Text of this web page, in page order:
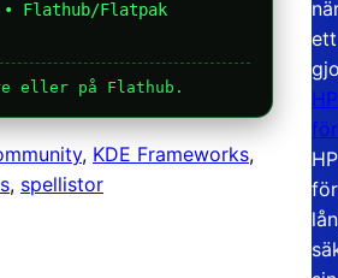
Flathub/Flatpak
eller på Flathub.
, KDE Frameworks
, spellistor